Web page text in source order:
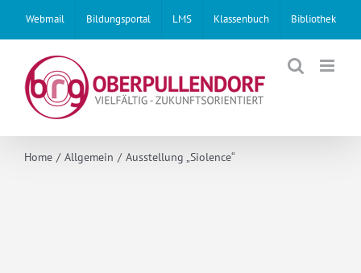
content
Webmail Bildungsportal LMS Klassenbuch Bibliothek
Home Allgemein Ausstellung „Siolence“